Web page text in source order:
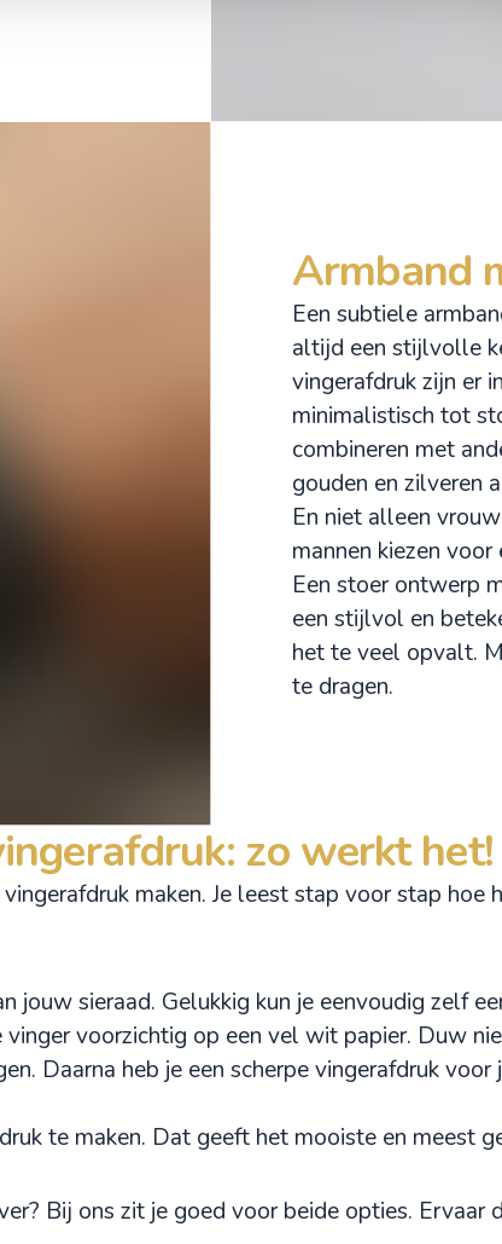
Armband
Een subtiele
altijd een stijlvolle
vingerafdruk zijn er
minimalistisch tot
combineren met
gouden en zilveren
En niet alleen
mannen kiezen
Een stoer ontwerp
een stijlvol en
het te veel opvalt.
te dragen.
zo werkt het!
maken. Je leest stap voor stap
jouw sieraad. Gelukkig kun je eenvoudig zelf
voorzichtig op een vel wit papier. Duw
Daarna heb je een scherpe vingerafdruk voor
te maken. Dat geeft het mooiste en meest
Bij ons zit je goed voor beide opties.